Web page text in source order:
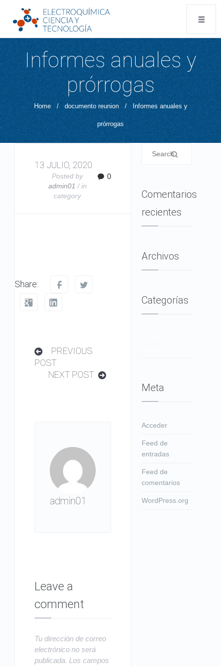
Informes anuales y
prórrogas
Home / documento reunion / Informes anuales y
prórrogas
13 JULIO, 2020
Posted by
admin01 / in
category
0
Share:
PREVIOUS
POST
NEXT POST
admin01
Leave a
comment
Tu dirección de correo
electrónico no será
publicada. Los campos
Comentarios
recientes
Archivos
Categorías
Meta
Acceder
Feed de
entradas
Feed de
comentarios
WordPress.org